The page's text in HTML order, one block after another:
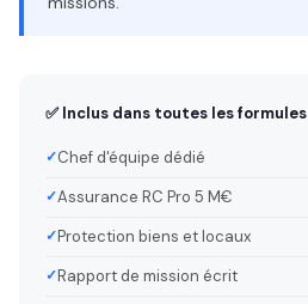
✅ Inclus dans toutes les formules
Chef d'équipe dédié
Assurance RC Pro 5 M€
Protection biens et locaux
Rapport de mission écrit